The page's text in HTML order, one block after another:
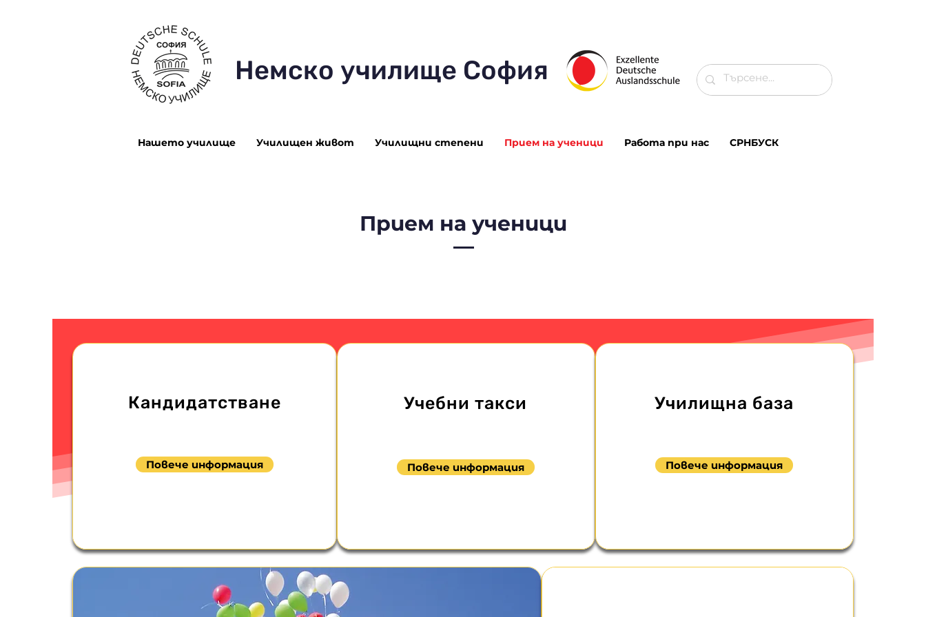
Немско училище София
Нашето училище Училищен живот Училищни степени Прием на ученици Работа при нас СРНБУСК
Прием на ученици
Кандидатстване
Повече информация
Учебни такси
Повече информация
Училищна база
Повече информация